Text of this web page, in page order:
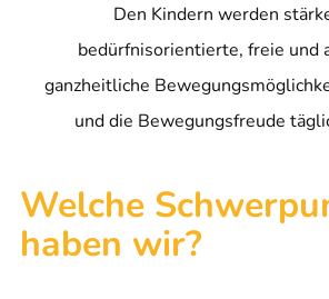
Den Kindern werden
bedürfnisorientierte, freie und
ganzheitliche
und die Bewegungsfreude
Welche
haben wir?